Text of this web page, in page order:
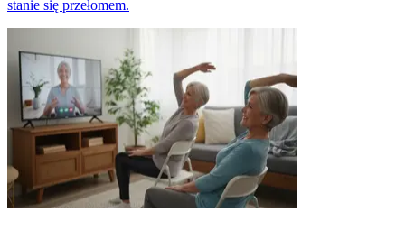
stanie się przełomem.